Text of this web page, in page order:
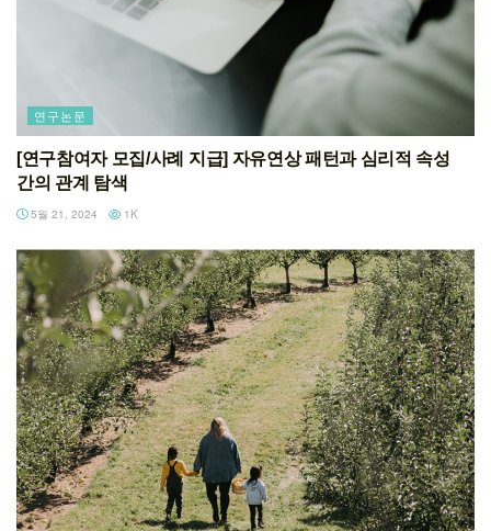
연구논문
[연구참여자 모집/사례 지급] 자유연상 패턴과 심리적 속성
간의 관계 탐색
5월 21, 2024 1K